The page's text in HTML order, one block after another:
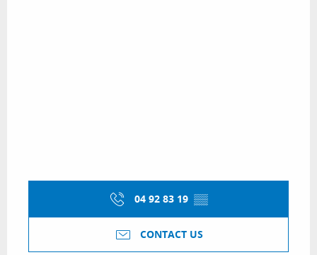
04 92 83 19 ▒▒
CONTACT US